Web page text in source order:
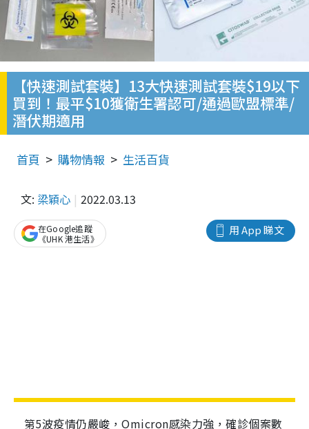
【快速測試套裝】13大快速測試套裝$19以下
買到！最平$10獲衛生署認可/通過歐盟標準/
潛伏期適用
首頁 購物情報 生活百貨
文: 梁穎心 2022.03.13
用 App 睇文
在Google追蹤
《UHK 港生活》
第5波疫情仍嚴峻，Omicron感染力強，確診個案數